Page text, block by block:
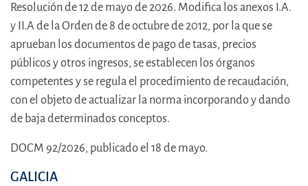
Resolución de 12 de mayo de 2026. Modifica los anexos I.A.
y II.A de la Orden de 8 de octubre de 2012, por la que se
aprueban los documentos de pago de tasas, precios
públicos y otros ingresos, se establecen los órganos
competentes y se regula el procedimiento de recaudación,
con el objeto de actualizar la norma incorporando y dando
de baja determinados conceptos.
DOCM 92/2026, publicado el 18 de mayo.
GALICIA